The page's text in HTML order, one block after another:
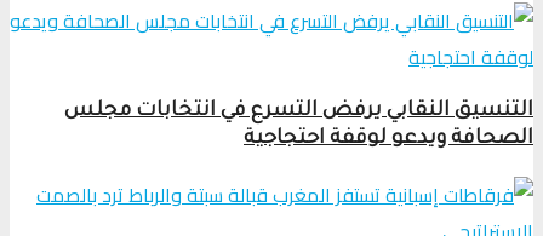
التنسيق النقابي يرفض التسرع في انتخابات مجلس
الصحافة ويدعو لوقفة احتجاجية